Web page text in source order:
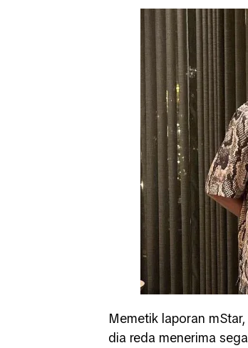
Memetik laporan
dia reda menerima